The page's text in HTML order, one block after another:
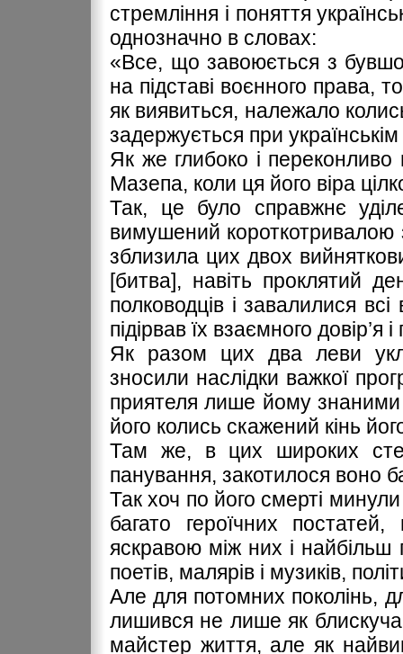
стремління і поняття
однозначно в словах:
«Все, що завоюється з
на підставі воєнного права,
як виявиться, належало
задержується при українськім
Як же глибоко і переконливо
Мазепа, коли ця його віра
Так, це було справжнє
вимушений короткотривалою
зблизила цих двох
[битва], навіть проклятий
полководців і завалилися всі
підірвав їх взаємного довір’я
Як разом цих два леви
зносили наслідки важкої
приятеля лише йому знаними
його колись скажений кінь
Там же, в цих широких
панування, закотилося воно
Так хоч по його смерті
багато героїчних
яскравою між них і найбільш
поетів, малярів і музиків,
Але для потомних поколінь,
лишився не лише як
майстер життя, але як